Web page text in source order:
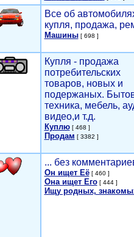
Все об
купля, продажа,
Машины[ 698 ]
Купля - продажа
потребительских
товаров, новых и
подержаных.
техника, мебель,
видео,и т.д.
Куплю[ 468 ]
Продам [ 3382 ]
... без
Он ищет Её[ 460 ]
Она ищет Его[ 444 ]
Ищу родных,